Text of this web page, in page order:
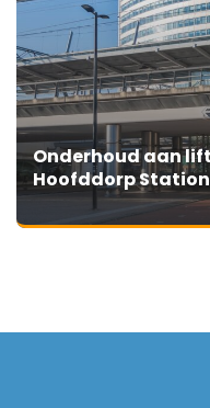
Onderhoud aan
Hoofddorp Station